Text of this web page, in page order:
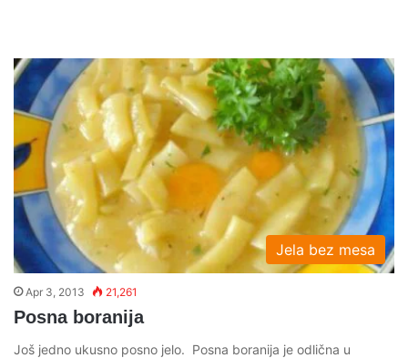
Jela bez mesa
Apr 3, 2013 21,261
Posna boranija
Još jedno ukusno posno jelo. Posna boranija je odlična u